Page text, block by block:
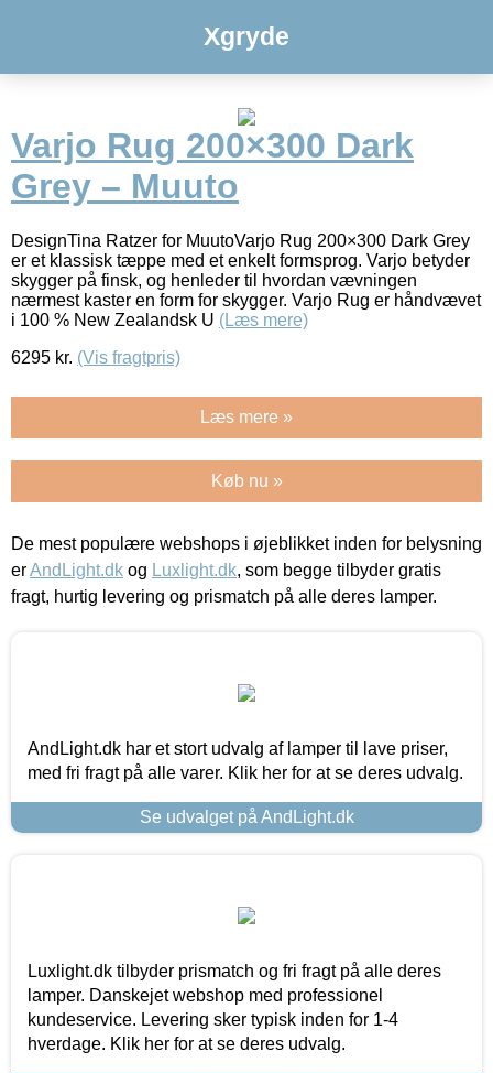
Xgryde
Varjo Rug 200×300 Dark
Grey – Muuto
DesignTina Ratzer for MuutoVarjo Rug 200×300 Dark Grey
er et klassisk tæppe med et enkelt formsprog. Varjo betyder
skygger på finsk, og henleder til hvordan vævningen
nærmest kaster en form for skygger. Varjo Rug er håndvævet
i 100 % New Zealandsk U (Læs mere)
6295 kr. (Vis fragtpris)
Læs mere »
Køb nu »
De mest populære webshops i øjeblikket inden for belysning
erAndLight.dk og Luxlight.dk, som begge tilbyder gratis
fragt, hurtig levering og prismatch på alle deres lamper.
AndLight.dk har et stort udvalg af lamper til lave priser,
med fri fragt på alle varer. Klik her for at se deres udvalg.
Se udvalget på AndLight.dk
Luxlight.dk tilbyder prismatch og fri fragt på alle deres
lamper. Danskejet webshop med professionel
kundeservice. Levering sker typisk inden for 1-4
hverdage. Klik her for at se deres udvalg.